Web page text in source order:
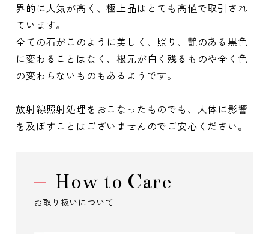
界的に人気が高く、極上品はとても高値で取引され
ています。
全ての石がこのように美しく、照り、艶のある黒色
に変わることはなく、根元が白く残るものや全く色
の変わらないものもあるようです。
放射線照射処理をおこなったものでも、人体に影響
を及ぼすことはございませんのでご安心ください。
How to Care
お取り扱いについて